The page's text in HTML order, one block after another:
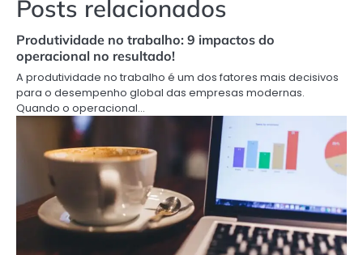
Posts relacionados
Produtividade no trabalho: 9 impactos do
operacional no resultado!
A produtividade no trabalho é um dos fatores mais decisivos
para o desempenho global das empresas modernas.
Quando o operacional…